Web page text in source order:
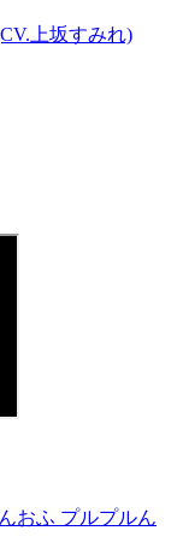
上坂すみれ)
おふ プルプルん